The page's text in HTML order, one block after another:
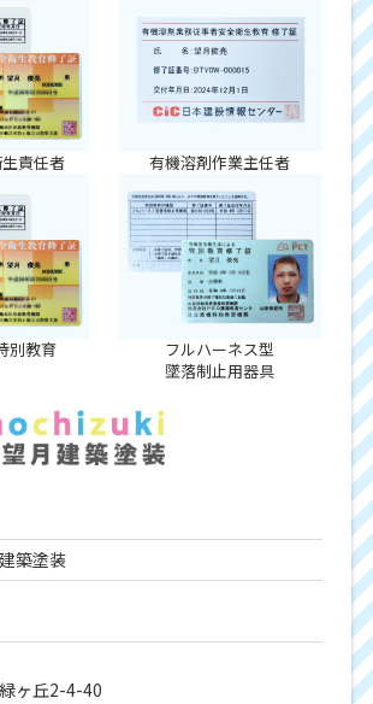
責任者 有機溶剤作業主任者
別教育
フルハーネス型
墜落制止用器具
築塗装
ヶ丘2-4-40